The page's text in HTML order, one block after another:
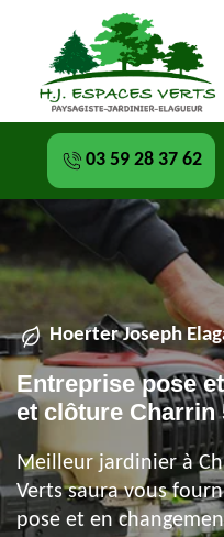
03 59 28 37 62
Hoerter Joseph
Entreprise pose
et clôture Charrin
Meilleur jardinier à
Verts saura vous
pose et en